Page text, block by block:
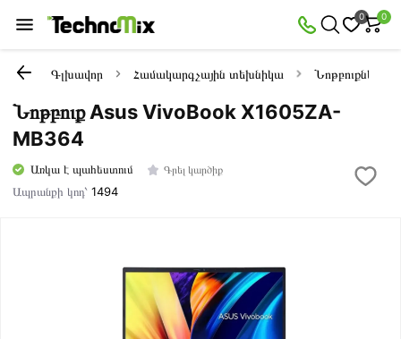
0 0
Գլխավոր Համակարգչային տեխնիկա Նոթբուքներ
Նոթբուք Asus VivoBook X1605ZA-
MB364
Առկա է պահեստում Գրել կարծիք
Ապրանքի կոդ՝1494